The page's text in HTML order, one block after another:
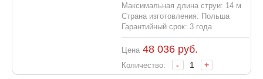
Максимальная длина струи: 14 м
Страна изготовления: Польша
Гарантийный срок: 3 года
Цена 48 036руб.
Количество: - +